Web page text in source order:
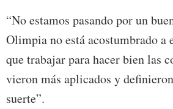
“No estamos pasando por un
Olimpia no está acostumbrado a
que trabajar para hacer bien las
vieron más aplicados y
suerte”.